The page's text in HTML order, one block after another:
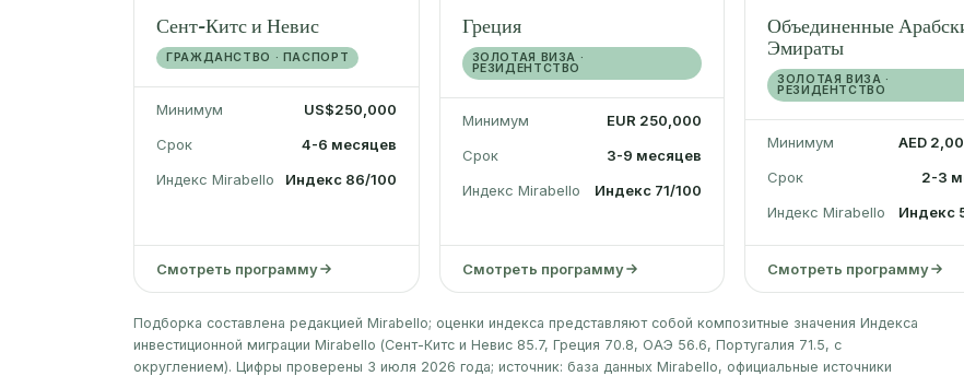
Сент-Китс и Невис
ГРАЖДАНСТВО · ПАСПОРТ
Минимум
US$250,000
Срок
4-6 месяцев
Индекс Mirabello
Индекс 86/100
Смотреть программу
Греция
ЗОЛОТАЯ ВИЗА ·
РЕЗИДЕНТСТВО
Минимум
EUR 250,000
Срок
3-9 месяцев
Индекс Mirabello
Индекс 71/100
Смотреть программу
Объединенные
Эмираты
ЗОЛОТАЯ ВИЗА ·
РЕЗИДЕНТСТВО
Минимум
AED
Срок
2-3
Индекс Mirabello
Индекс
Смотреть программу
Подборка составлена редакцией Mirabello; оценки индекса представляют собой композитные значения Индекса
инвестиционной миграции Mirabello (Сент-Китс и Невис 85.7, Греция 70.8, ОАЭ 56.6, Португалия 71.5, с
округлением). Цифры проверены 3 июля 2026 года; источник: база данных Mirabello, официальные источники